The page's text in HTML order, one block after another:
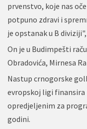
prvenstvo, koje nas
potpuno zdravi i
je opstanak u B
On je u Budimpešti
Obradovića, Mirnesa
Nastup crnogorske
evropskoj ligi finansira
opredjeljenim za
godini.